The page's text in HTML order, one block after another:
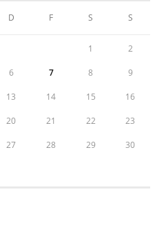
D F S S
1 2
6 7 8 9
13 14 15 16
20 21 22 23
27 28 29 30